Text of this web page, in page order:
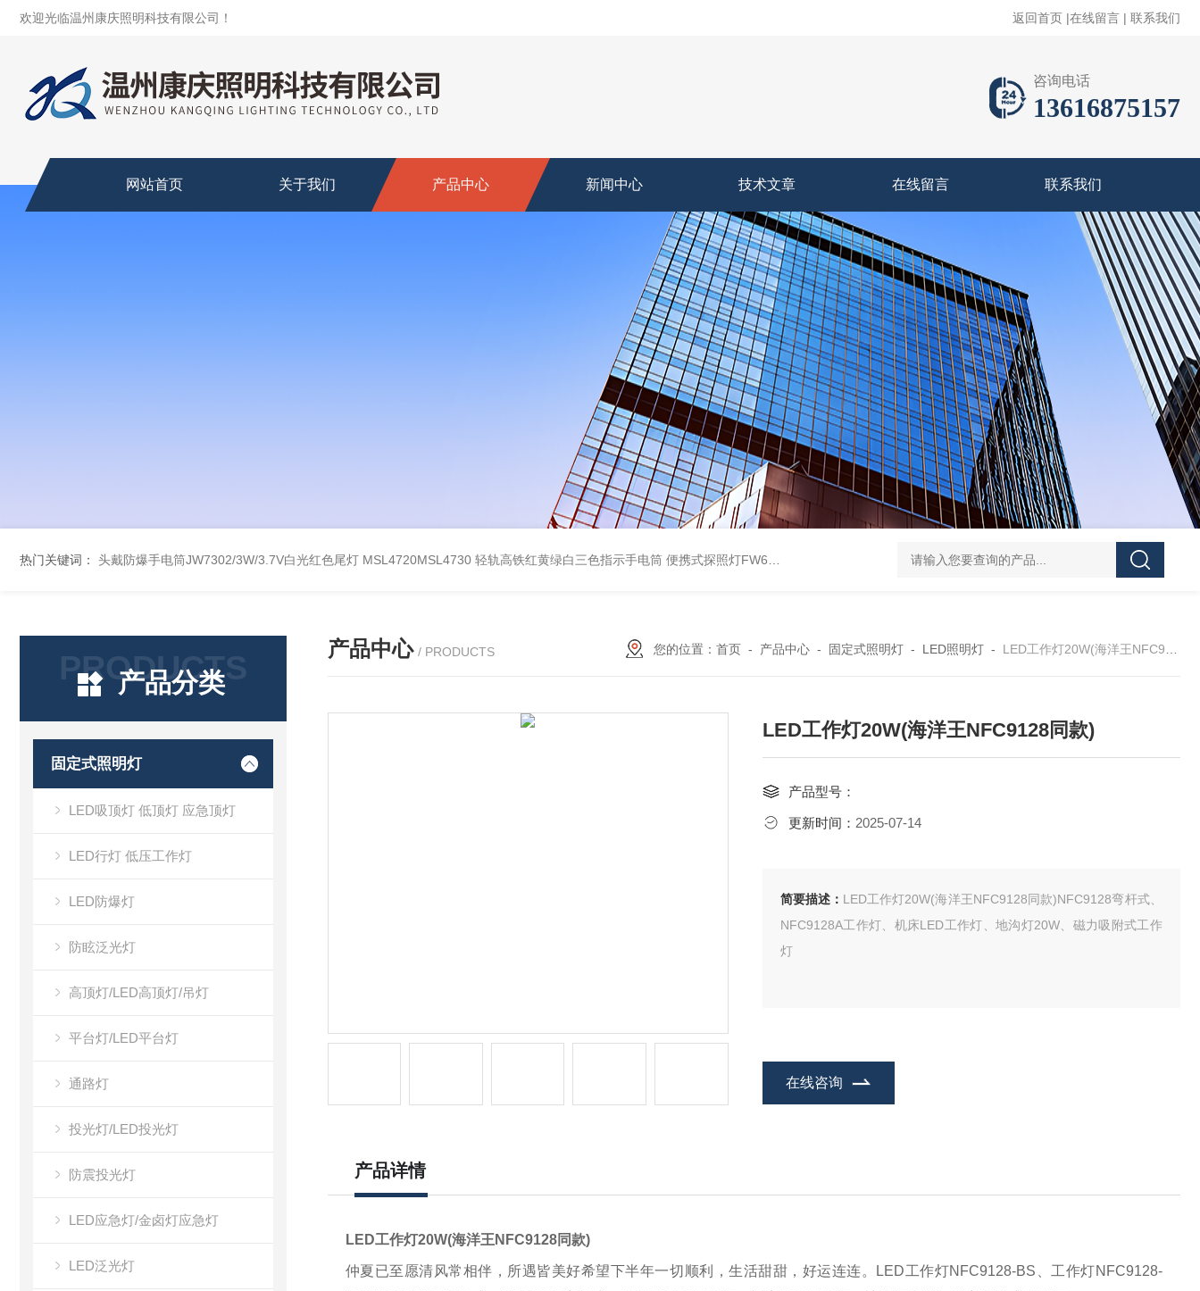
欢迎光临温州康庆照明科技有限公司！ 返回首页 |在线留言 | 联系我们
咨询电话
13616875157
网站首页 关于我们 产品中心 新闻中心 技术文章 在线留言 联系我们
热门关键词： 头戴防爆手电筒JW7302/3W/3.7V白光红色尾灯 MSL4720MSL4730 轻轨高铁红黄绿白三色指示手电筒 便携式探照灯FW6116、移动式应急灯现货 FD5820GMD4800 远程方位灯价格 红色 信号灯多功
PRODUCTS
产品分类
固定式照明灯
LED吸顶灯 低顶灯 应急顶灯
LED行灯 低压工作灯
LED防爆灯
防眩泛光灯
高顶灯/LED高顶灯/吊灯
平台灯/LED平台灯
通路灯
投光灯/LED投光灯
防震投光灯
LED应急灯/金卤灯应急灯
LED泛光灯
产品中心 / PRODUCTS 您的位置： 首页- 产品中心- 固定式照明灯- LED照明灯- LED工作灯20W(海洋王NFC9128同款)
LED工作灯20W(海洋王NFC9128同款)
产品型号：
更新时间： 2025-07-14
简要描述： LED工作灯20W(海洋王NFC9128同款)NFC9128弯杆式、
NFC9128A工作灯、机床LED工作灯、地沟灯20W、磁力吸附式工作
灯
在线咨询
产品详情
LED工作灯20W(海洋王NFC9128同款)
仲夏已至愿清风常相伴，所遇皆美好希望下半年一切顺利，生活甜甜，好运连连。
LED工作灯NFC9128-BS、工作灯NFC9128-